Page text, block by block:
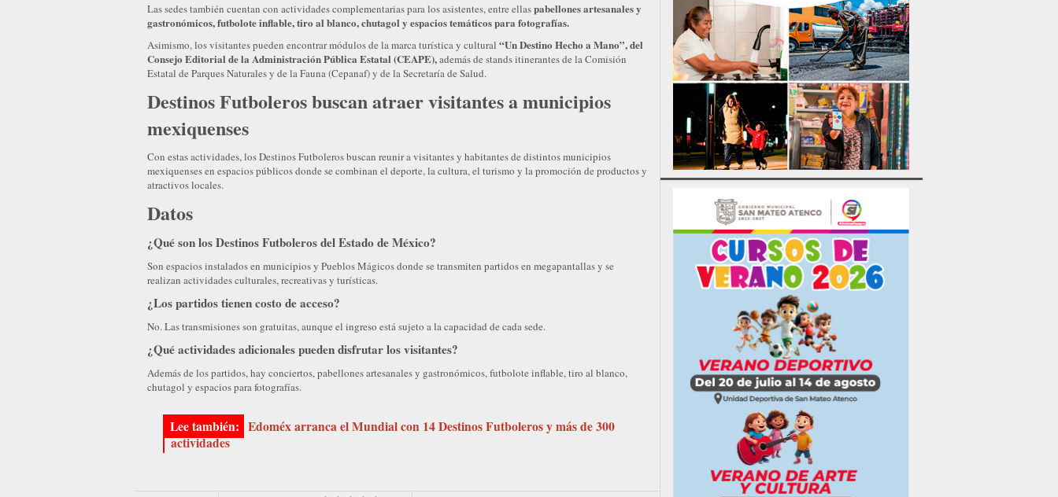
Las sedes también cuentan con actividades complementarias para los asistentes, entre ellaspabellones artesanales y
gastronómicos, futbolote inflable, tiro al blanco, chutagol y espacios temáticos para fotografías.
Asimismo, los visitantes pueden encontrar módulos de la marca turística y cultural “Un Destino Hecho a Mano”, del
Consejo Editorial de la Administración Pública Estatal (CEAPE),además de stands itinerantes de la Comisión
Estatal de Parques Naturales y de la Fauna (Cepanaf) y de la Secretaría de Salud.
Destinos Futboleros buscan atraer visitantes a municipios
mexiquenses
Con estas actividades, los Destinos Futboleros buscan reunir a visitantes y habitantes de distintos municipios
mexiquenses en espacios públicos donde se combinan el deporte, la cultura, el turismo y la promoción de productos y
atractivos locales.
Datos
¿Qué son los Destinos Futboleros del Estado de México?
Son espacios instalados en municipios y Pueblos Mágicos donde se transmiten partidos en megapantallas y se
realizan actividades culturales, recreativas y turísticas.
¿Los partidos tienen costo de acceso?
No. Las transmisiones son gratuitas, aunque el ingreso está sujeto a la capacidad de cada sede.
¿Qué actividades adicionales pueden disfrutar los visitantes?
Además de los partidos, hay conciertos, pabellones artesanales y gastronómicos, futbolote inflable, tiro al blanco,
chutagol y espacios para fotografías.
Edoméx arranca el Mundial con 14 Destinos Futboleros y más de 300
actividades